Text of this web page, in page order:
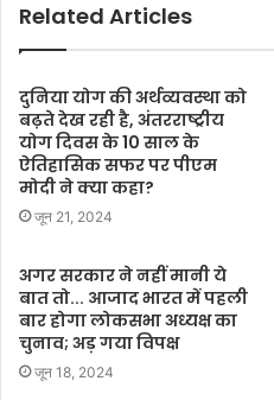
Related Articles
दुनिया योग की अर्थव्यवस्था को
बढ़ते देख रही है, अंतरराष्ट्रीय
योग दिवस के 10 साल के
ऐतिहासिक सफर पर पीएम
मोदी ने क्या कहा?
जून 21, 2024
अगर सरकार ने नहीं मानी ये
बात तो... आजाद भारत में पहली
बार होगा लोकसभा अध्यक्ष का
चुनाव; अड़ गया विपक्ष
जून 18, 2024